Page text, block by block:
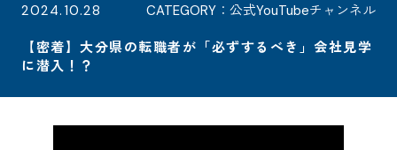
2024.10.28 CATEGORY：公式YouTubeチャンネル
【密着】大分県の転職者が「必ずするべき」会社見学
に潜入！？